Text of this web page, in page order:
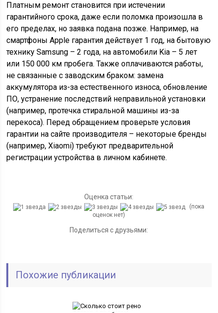
Платным ремонт становится при истечении
гарантийного срока, даже если поломка произошла в
его пределах, но заявка подана позже. Например, на
смартфоны Apple гарантия действует 1 год, на бытовую
технику Samsung – 2 года, на автомобили Kia – 5 лет
или 150 000 км пробега. Также оплачиваются работы,
не связанные с заводским браком: замена
аккумулятора из-за естественного износа, обновление
ПО, устранение последствий неправильной установки
(например, протечка стиральной машины из-за
перекоса). Перед обращением проверьте условия
гарантии на сайте производителя – некоторые бренды
(например, Xiaomi) требуют предварительной
регистрации устройства в личном кабинете.
Оценка статьи:
(пока
оценок нет)
Поделиться с друзьями:
Похожие публикации